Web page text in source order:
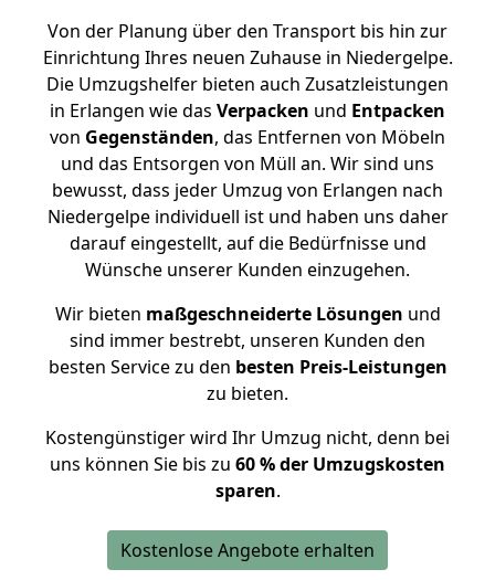
Von der Planung über den Transport bis hin zur
Einrichtung Ihres neuen Zuhause in Niedergelpe.
Die Umzugshelfer bieten auch Zusatzleistungen
in Erlangen wie das Verpacken und Entpacken
von Gegenständen, das Entfernen von Möbeln
und das Entsorgen von Müll an. Wir sind uns
bewusst, dass jeder Umzug von Erlangen nach
Niedergelpe individuell ist und haben uns daher
darauf eingestellt, auf die Bedürfnisse und
Wünsche unserer Kunden einzugehen.
Wir bieten maßgeschneiderte Lösungen und
sind immer bestrebt, unseren Kunden den
besten Service zu den besten Preis-Leistungen
zu bieten.
Kostengünstiger wird Ihr Umzug nicht, denn bei
uns können Sie bis zu 60 % der Umzugskosten
sparen.
Kostenlose Angebote erhalten